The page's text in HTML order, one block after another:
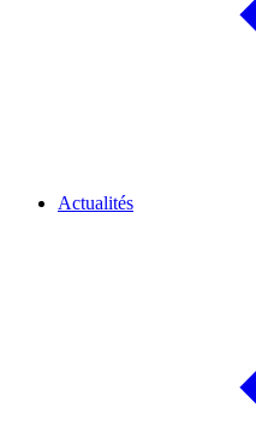
Actualités